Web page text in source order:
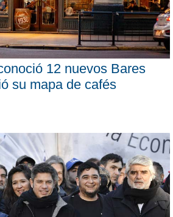
12 nuevos Bares
su mapa de cafés